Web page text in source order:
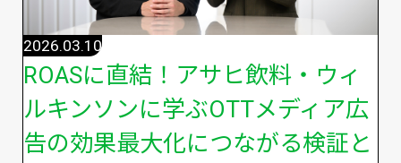
ROASに直結！アサヒ飲料・ウィ
ルキンソンに学ぶOTTメディア広
告の効果最大化につながる検証と
2026.03.10